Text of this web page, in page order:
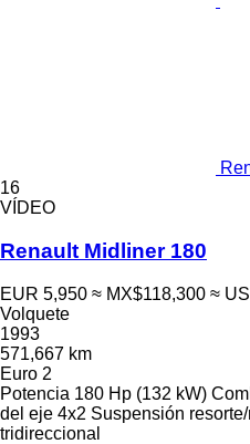
16
VÍDEO
Renault Midliner 180
EUR 5,950 ≈ MX$118,300 ≈
Volquete
1993
571,667 km
Euro 2
Potencia 180 Hp (132 kW)
del eje 4x2 Suspensión
tridireccional